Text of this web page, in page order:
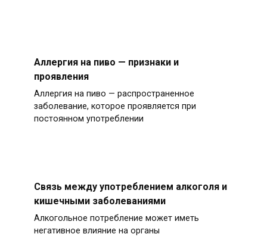
Аллергия на пиво — признаки и
проявления
Аллергия на пиво — распространенное
заболевание, которое проявляется при
постоянном употреблении
Связь между употреблением алкоголя и
кишечными заболеваниями
Алкогольное потребление может иметь
негативное влияние на органы